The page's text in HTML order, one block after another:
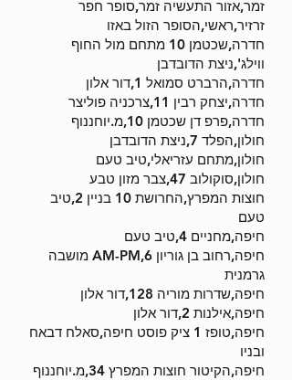
זמר,אזור התעשיה זמר,סופר חפר
זרזיר,ראשי,הסופר הזול באזו
חדרה,שכטמן 10 מתחם מול החוף
ווילג',ניצת הדובדבן
חדרה,הרברט סמואל 1,דור אלון
חדרה,יצחק רבין 11,צרכניה פוליצר
חדרה,פרפ דן שכטמן 10,מ.יוחננוף
חולון,הפלד 7,ניצת הדובדבן
חולון,מתחם עזריאלי,טיב טעם
חולון,סוקולוב 47,צבר מזון טבע
חוצות המפרץ,החרושת 10 בניין 2,טיב
טעם
חיפה,מחניים 4,טיב טעם
חיפה,רחוב בן גוריון 6,AM-PM מושבה
גרמנית
חיפה,שדרות מוריה 128,דור אלון
חיפה,אילנות 2,דור אלון
חיפה,טופז 1 ציק פוסט חיפה,סאלח דבאח
ובניו
חיפה,הקיטור חוצות המפרץ 34,מ.יוחננוף